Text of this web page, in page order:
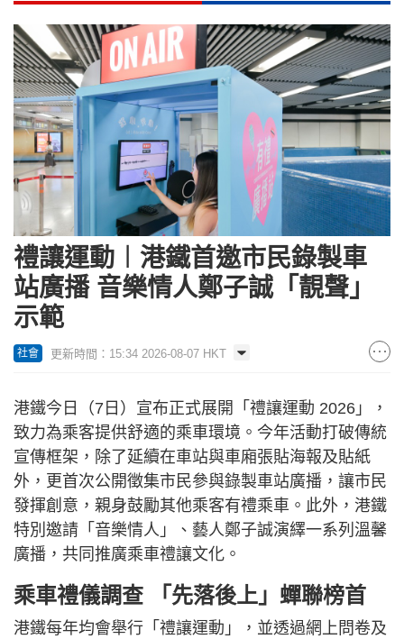
禮讓運動︱港鐵首邀市民錄製車
站廣播 音樂情人鄭子誠「靚聲」
示範
社會 更新時間：15:34 2026-08-07 HKT
港鐵今日（7日）宣布正式展開「禮讓運動 2026」，
致力為乘客提供舒適的乘車環境。今年活動打破傳統
宣傳框架，除了延續在車站與車廂張貼海報及貼紙
外，更首次公開徵集市民參與錄製車站廣播，讓市民
發揮創意，親身鼓勵其他乘客有禮乘車。此外，港鐵
特別邀請「音樂情人」、藝人鄭子誠演繹一系列溫馨
廣播，共同推廣乘車禮讓文化。
乘車禮儀調查 「先落後上」蟬聯榜首
港鐵每年均會舉行「禮讓運動」，並透過網上問卷及